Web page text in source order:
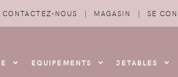
CONTACTEZ-NOUS | MAGASIN | SE
EQUIPEMENTS JETABLES